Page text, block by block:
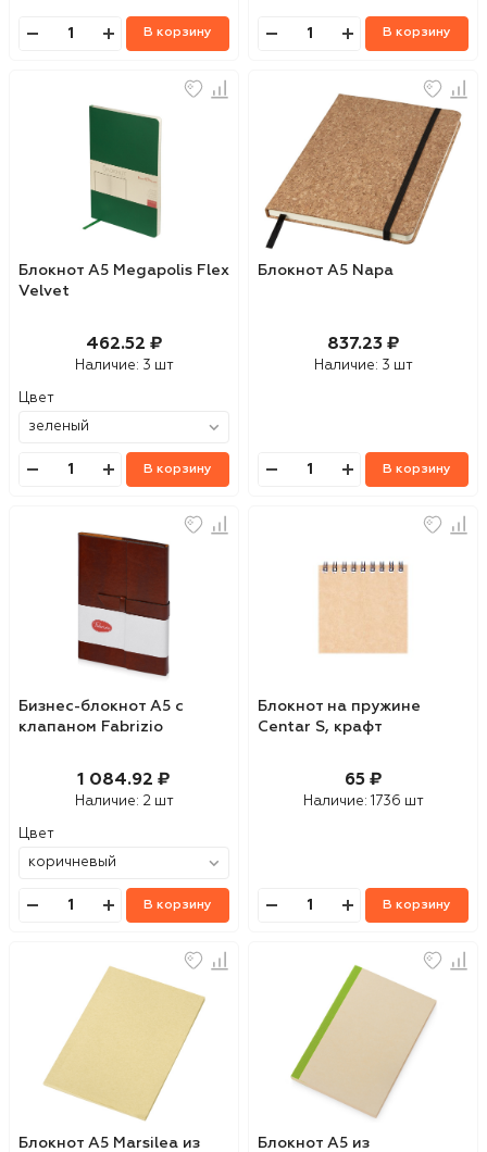
В корзину В корзину
Блокнот А5 Megapolis Flex
Velvet
462.52 ₽
Наличие: 3 шт
Цвет
В корзину
Блокнот А5 Napa
837.23 ₽
Наличие: 3 шт
В корзину
Бизнес-блокнот А5 с
клапаном Fabrizio
1 084.92 ₽
Наличие: 2 шт
Цвет
В корзину
Блокнот на пружине
Centar S, крафт
65 ₽
Наличие: 1736 шт
В корзину
Блокнот А5 Marsilea из
Блокнот А5 из